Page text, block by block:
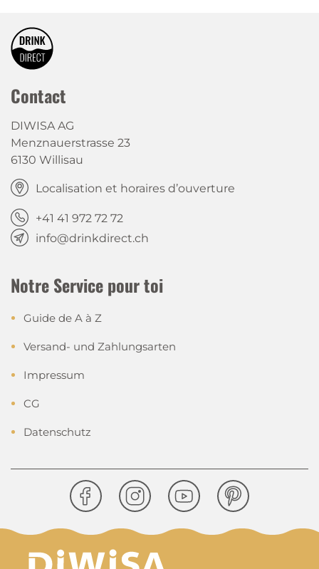
Contact
DIWISA AG
Menznauerstrasse 23
6130 Willisau
Localisation et horaires d’ouverture
+41 41 972 72 72
info@drinkdirect.ch
Notre Service pour toi
Guide de A à Z
Versand- und Zahlungsarten
Impressum
CG
Datenschutz